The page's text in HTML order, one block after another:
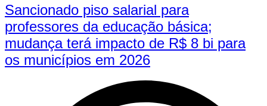
Sancionado piso salarial para
professores da educação básica;
mudança terá impacto de R$ 8 bi para
os municípios em 2026